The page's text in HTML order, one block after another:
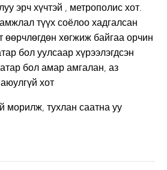
эрч хүчтэй , метрополис хот.
түүх соёлоо хадгалсан
өөрчлөгдөн хөгжиж байгаа орчин
бол уулсаар хүрээлэгдсэн
бол амар амгалан, аз
хот
морилж, тухлан саатна уу